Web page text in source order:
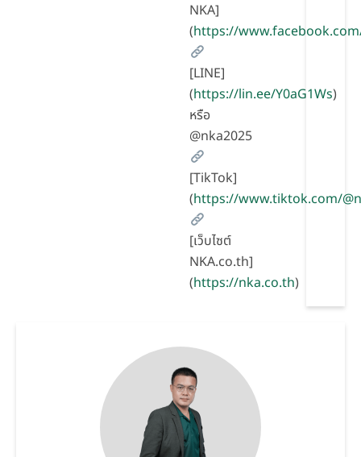
NKA]
(https://
[LINE]
(https://lin.ee/Y0aG1Ws)
หรือ
@nka2025
[TikTok]
(https://www.tiktok.com/
[เว็บไซต์
NKA.co.th]
(https://nka.co.th)